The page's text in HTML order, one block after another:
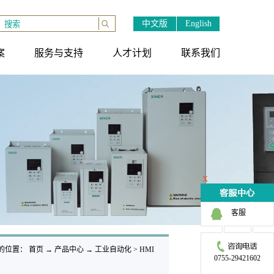
中文版 English
服务与支持 人才计划 联系我们
位置： 首页 → 产品中心 → 工业自动化 > HMI
X
客服
0755-29421602